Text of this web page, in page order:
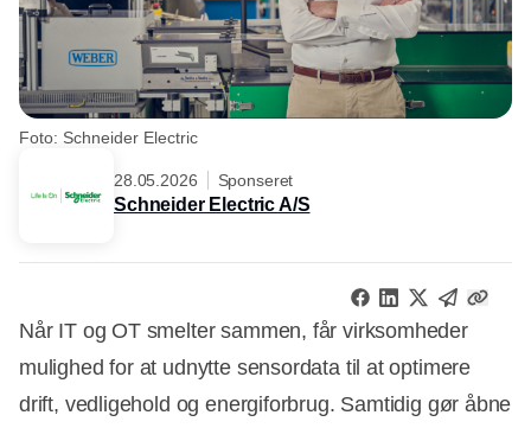
Foto: Schneider Electric
28.05.2026 Sponseret
Schneider Electric A/S
Når IT og OT smelter sammen, får virksomheder
mulighed for at udnytte sensordata til at optimere
drift, vedligehold og energiforbrug. Samtidig gør åbne